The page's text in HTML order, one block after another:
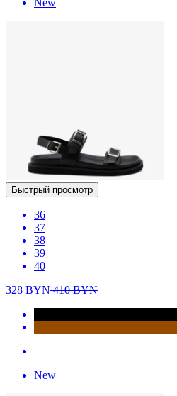
New
Быстрый просмотр
36
37
38
39
40
328 BYN410BYN
New